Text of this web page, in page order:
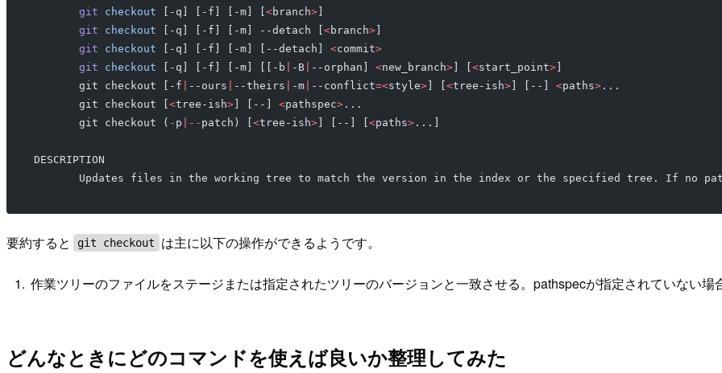
       git
checkout [-q] [-f] [-m] [<branch>]
       git
checkout [-q] [-f] [-m] --detach [<branch>]
       git
checkout [-q] [-f] [-m] [--detach] <commit>
       git
checkout [-q] [-f] [-m] [[-b -B| --orphan] <new_branch>] [<start_point>]
       git checkout [-f
--ours --theirs -m| --conflict=<style>] [<tree-ish>] [--] <paths>...
       git checkout [
<tree-ish>] [--] <pathspec>...
       git checkout (
- p |-- patch) [<tree-ish>] [--] [<paths>...]
DESCRIPTION
Updates files in the working tree to match the version in the index or the specified tree. If no
要約すると git checkout は主に以下の操作ができるようです。
作業ツリーのファイルをステージまたは指定されたツリーのバージョンと一致させる。pathspecが指定されていない場
どんなときにどのコマンドを使えば良いか整理してみた